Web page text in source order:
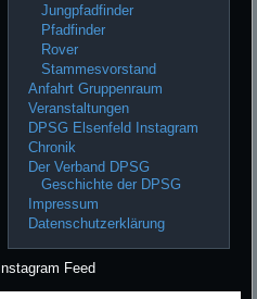
Jungpfadfinder
Pfadfinder
Rover
Stammesvorstand
Anfahrt Gruppenraum
Veranstaltungen
DPSG Elsenfeld Instagram
Chronik
Der Verband DPSG
Geschichte der DPSG
Impressum
Datenschutzerklärung
Instagram Feed